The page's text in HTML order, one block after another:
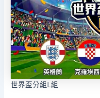
世界盃分組L組